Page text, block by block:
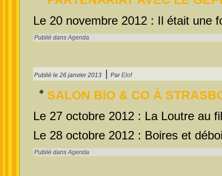
Le 20 novembre 2012 : Il était une
Publié dans Agenda
Publié le 26 janvier 2013 Par Elof
SALON BIO & CO À
Le 27 octobre 2012 : La Loutre au
Le 28 octobre 2012 : Boires et
Publié dans Agenda